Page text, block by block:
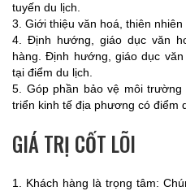
tuyến du lịch.
3. Giới thiệu văn hoá, thiên nhiên
4. Định hướng, giáo dục văn
hàng. Định hướng, giáo dục
tại điểm du lịch.
5. Góp phần bảo vệ môi
triển kinh tế địa phương có điểm
GIÁ TRỊ CỐT LÕI
1. Khách hàng là trọng tâm: